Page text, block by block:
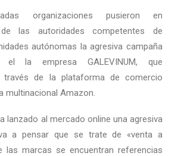
organizaciones pusieron en
las autoridades competentes de
autónomas la agresiva campaña
el la empresa GALEVINUM, que
través de la plataforma de comercio
multinacional Amazon.
lanzado al mercado online una agresiva
a pensar que se trate de «venta a
las marcas se encuentran referencias